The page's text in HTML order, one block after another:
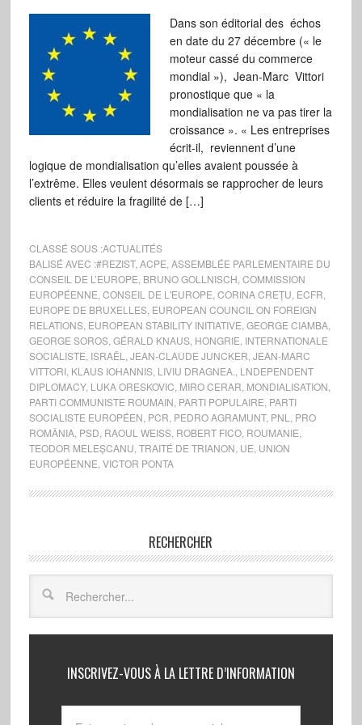
Dans son éditorial des échos
en date du 27 décembre (« le
moteur cassé du commerce
mondial »), Jean-Marc Vittori
pronostique que « la
mondialisation ne va pas tirer la
croissance ». « Les entreprises
écrit-il, reviennent d’une
logique de mondialisation qu’elles avaient poussée à
l’extrême. Elles veulent désormais se rapprocher de leurs
clients et réduire la fragilité de […]
CLASSÉ SOUS :ACTUALITÉS
BALISÉ AVEC :#REZIST, ACPE ASSEMBLÉE PARLEMENTAIRE DU
CONSEIL DE L’EUROPE BRUNO GOLLNISCH COMMISSION
EUROPÉENNE CONSEIL DE L'EUROPE CORINA CREȚU ECFR
EUROPE DE BRUXELLES, EUROPEAN COUNCIL ON FOREIGN
RELATIONS, EUROPEAN STABILITY INITIATIVE GEORGE CIAMBA,
GEORGE SOROS, GÉRALD KNAUS, HONGRIE INTERNATIONALE
SOCIALISTE ISRAËL JEAN-CLAUDE JUNCKER JEAN-MARC
VITTORI, KLAUS IOHANNIS, LIVIU DRAGNEA. LNDEPENDENT
DIPLOMACY, LUKA ORESKOVIC MIRO CERAR MONDIALISATION
PARTI COMMUNISTE ROUMAIN PARTI POPULAIRE PARTI
SOCIALISTE EUROPÉEN PCR PEDRO AGRAMUNT, PNL
PRO
ROMÂNIA, PSD RAOUL WEISS, ROBERT FICO, ROUMANIE
TEODOR MELEȘCANU TRAITÉ DE TRIANON UE UNION
EUROPÉENNE VICTOR PONTA
RECHERCHER
INSCRIVEZ-VOUS À LA LETTRE D’INFORMATION